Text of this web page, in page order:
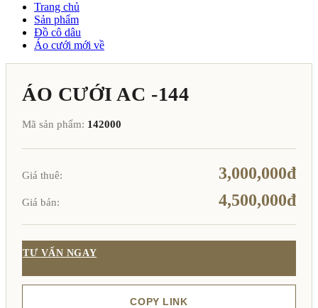
Trang chủ
Sản phẩm
Đồ cô dâu
Áo cưới mới về
ÁO CƯỚI AC -144
Mã sản phẩm: 142000
Giá thuê: 3,000,000đ
Giá bán: 4,500,000đ
TƯ VẤN NGAY
COPY LINK